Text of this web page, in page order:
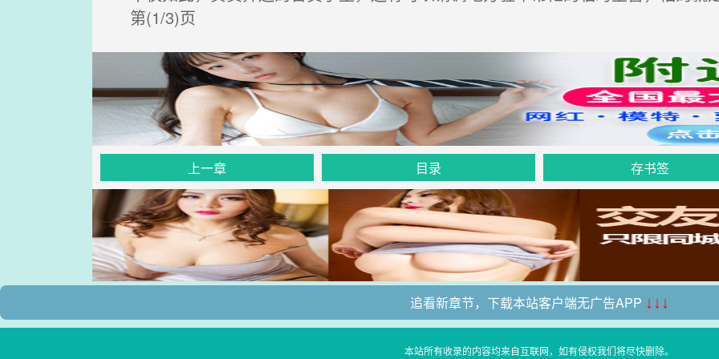
第(1/3)页
上一章 目录 存书签
追看新章节，下载本站客户端无广告APP ↓↓↓
本站所有收录的内容均来自互联网，如有侵权我们将尽快删除。